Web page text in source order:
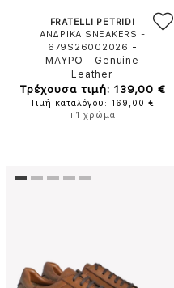
FRATELLI PETRIDI
ΑΝΔΡΙΚΑ SNEAKERS -
679S26002026 -
ΜΑΥΡΟ - Genuine
Leather
Τρέχουσα τιμή: 139,00 €
Τιμή καταλόγου: 169,00 €
+1 χρώμα